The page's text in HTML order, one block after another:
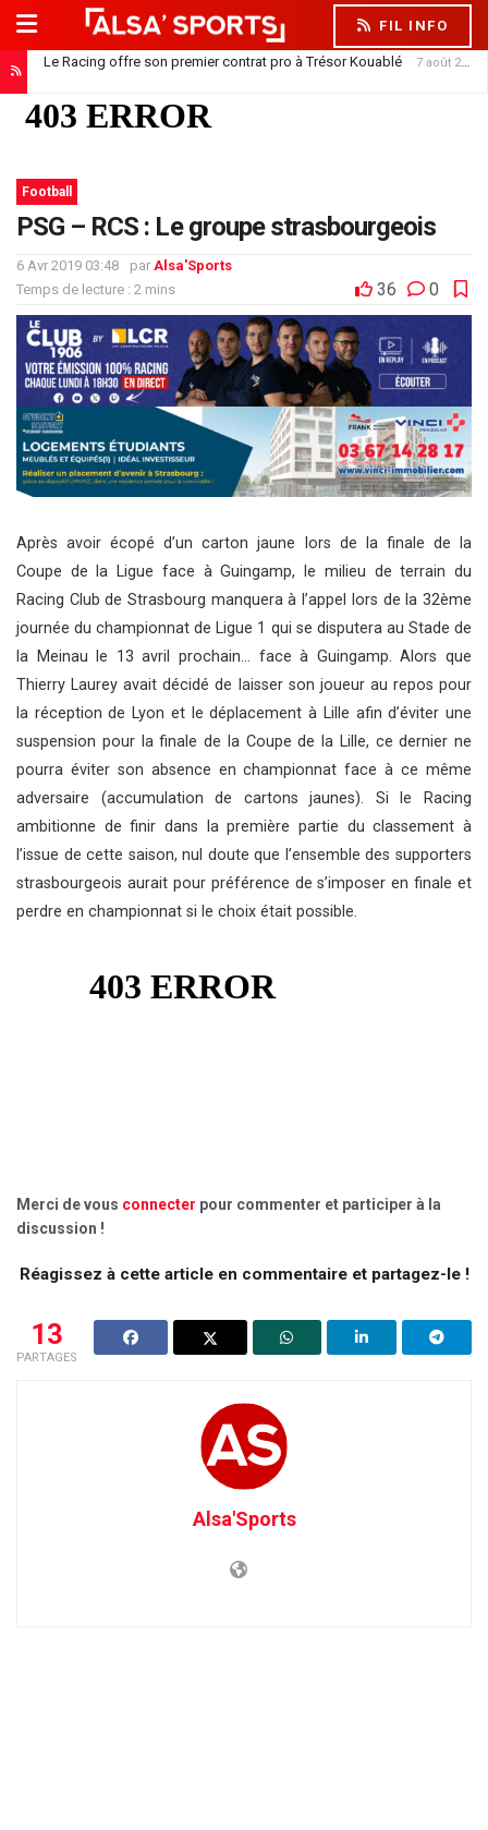
FIL INFO
Le Racing offre son premier contrat pro à Trésor Kouablé 7 août 2026
Football
PSG – RCS : Le groupe strasbourgeois
6 Avr 2019 03:48 par Alsa'Sports
Temps de lecture : 2 mins
36 0
Après avoir écopé d’un carton jaune lors de la finale de la
Coupe de la Ligue face à Guingamp, le milieu de terrain du
Racing Club de Strasbourg manquera à l’appel lors de la 32ème
journée du championnat de Ligue 1 qui se disputera au Stade de
la Meinau le 13 avril prochain… face à Guingamp. Alors que
Thierry Laurey avait décidé de laisser son joueur au repos pour
la réception de Lyon et le déplacement à Lille afin d’éviter une
suspension pour la finale de la Coupe de la Lille, ce dernier ne
pourra éviter son absence en championnat face à ce même
adversaire (accumulation de cartons jaunes). Si le Racing
ambitionne de finir dans la première partie du classement à
l’issue de cette saison, nul doute que l’ensemble des supporters
strasbourgeois aurait pour préférence de s’imposer en finale et
perdre en championnat si le choix était possible.
Merci de vous connecter pour commenter et participer à la
discussion !
Réagissez à cette article en commentaire et partagez-le !
13
PARTAGES
Alsa'Sports